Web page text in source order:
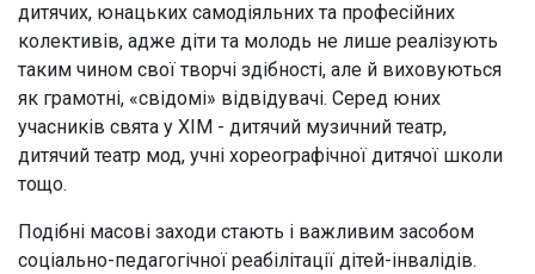
дитячих, юнацьких самодіяльних та професійних
колективів, адже діти та молодь не лише реалізують
таким чином свої творчі здібності, але й виховуються
як грамотні, «свідомі» відвідувачі. Серед юних
учасників свята у ХІМ - дитячий музичний театр,
дитячий театр мод, учні хореографічної дитячої школи
тощо.
Подібні масові заходи стають і важливим засобом
соціально-педагогічної реабілітації дітей-інвалідів.